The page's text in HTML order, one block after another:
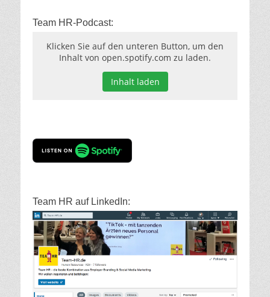
Team HR-Podcast:
Klicken Sie auf den unteren Button, um den
Inhalt von open.spotify.com zu laden.
Inhalt laden
Team HR auf LinkedIn: